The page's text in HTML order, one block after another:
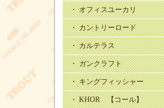
・ オフィスユーカリ
・ カントリーロード
・ カルテラス
・ ガンクラフト
・ キングフィッシャー
・ KHOR 【コール】